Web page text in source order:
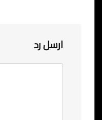
ارسل رد